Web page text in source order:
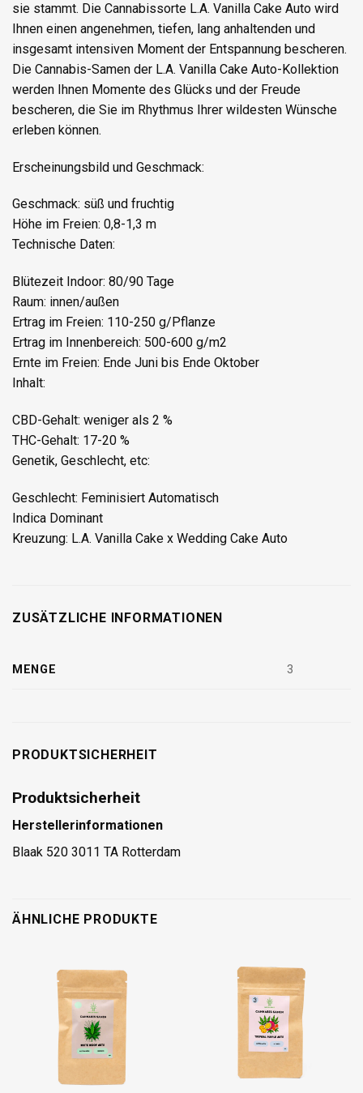
sie stammt. Die Cannabissorte L.A. Vanilla Cake Auto wird
Ihnen einen angenehmen, tiefen, lang anhaltenden und
insgesamt intensiven Moment der Entspannung bescheren.
Die Cannabis-Samen der L.A. Vanilla Cake Auto-Kollektion
werden Ihnen Momente des Glücks und der Freude
bescheren, die Sie im Rhythmus Ihrer wildesten Wünsche
erleben können.
Erscheinungsbild und Geschmack:
Geschmack: süß und fruchtig
Höhe im Freien: 0,8-1,3 m
Technische Daten:
Blütezeit Indoor: 80/90 Tage
Raum: innen/außen
Ertrag im Freien: 110-250 g/Pflanze
Ertrag im Innenbereich: 500-600 g/m2
Ernte im Freien: Ende Juni bis Ende Oktober
Inhalt:
CBD-Gehalt: weniger als 2 %
THC-Gehalt: 17-20 %
Genetik, Geschlecht, etc:
Geschlecht: Feminisiert Automatisch
Indica Dominant
Kreuzung: L.A. Vanilla Cake x Wedding Cake Auto
ZUSÄTZLICHE INFORMATIONEN
MENGE 3
PRODUKTSICHERHEIT
Produktsicherheit
Herstellerinformationen
Blaak 520 3011 TA Rotterdam
ÄHNLICHE PRODUKTE